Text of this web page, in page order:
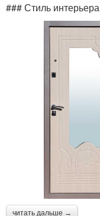
### Стиль интерьера
читать дальше →